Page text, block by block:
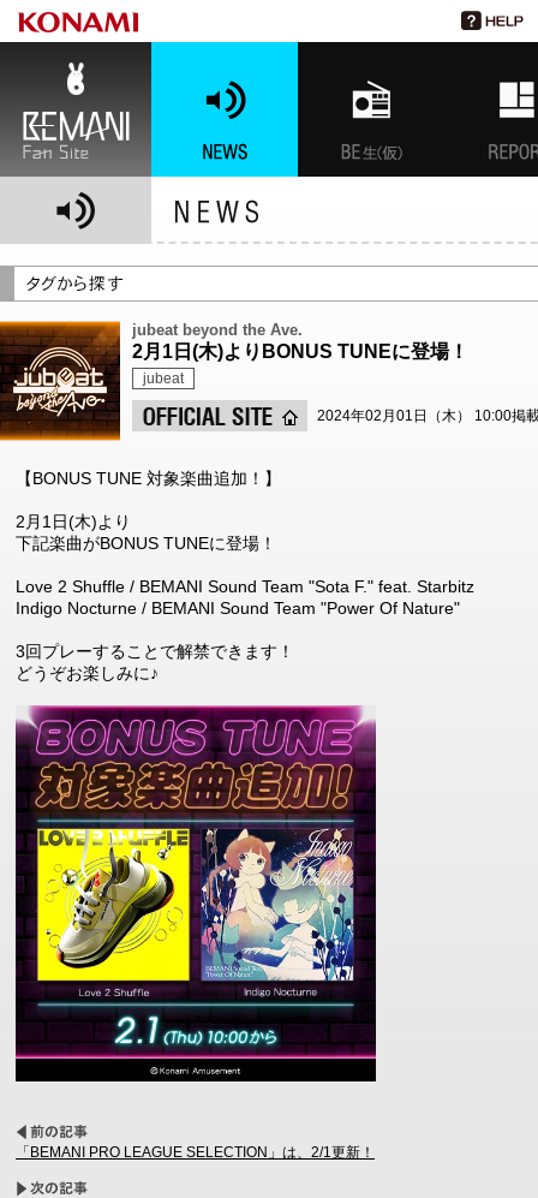
jubeat beyond the Ave.
2月1日(木)よりBONUS TUNEに登場！
jubeat
2024年02月01日（木） 10:00掲
【BONUS TUNE 対象楽曲追加！】
2月1日(木)より
下記楽曲がBONUS TUNEに登場！
Love 2 Shuffle / BEMANI Sound Team "Sota F." feat. Starbitz
Indigo Nocturne / BEMANI Sound Team "Power Of Nature"
3回プレーすることで解禁できます！
どうぞお楽しみに♪
「BEMANI PRO LEAGUE SELECTION」は、2/1更新！